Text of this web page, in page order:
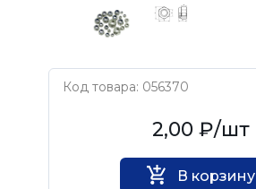
Код товара: 056370
2,00 ₽/шт
В корзину